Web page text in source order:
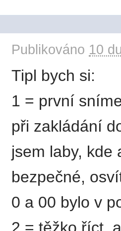
Publikováno 10
Tipl bych si:
1 = první
při zakládání
jsem laby, kde
bezpečné,
0 a 00 bylo v
2 = těžko říct,